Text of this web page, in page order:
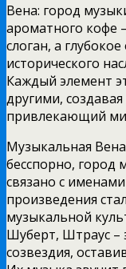
Вена: город
ароматного кофе
слоган, а
исторического
Каждый элемент
другими,
привлекающий
Музыкальная
бесспорно,
связано с
произведения
музыкальной
Шуберт, Штраус –
созвездия,